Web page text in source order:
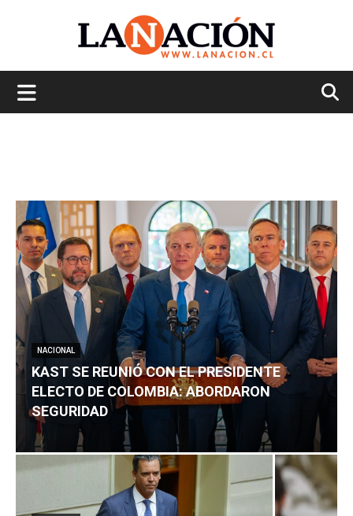
NACIONAL
KAST SE REUNIÓ CON EL PRESIDENTE
ELECTO DE COLOMBIA: ABORDARON
SEGURIDAD